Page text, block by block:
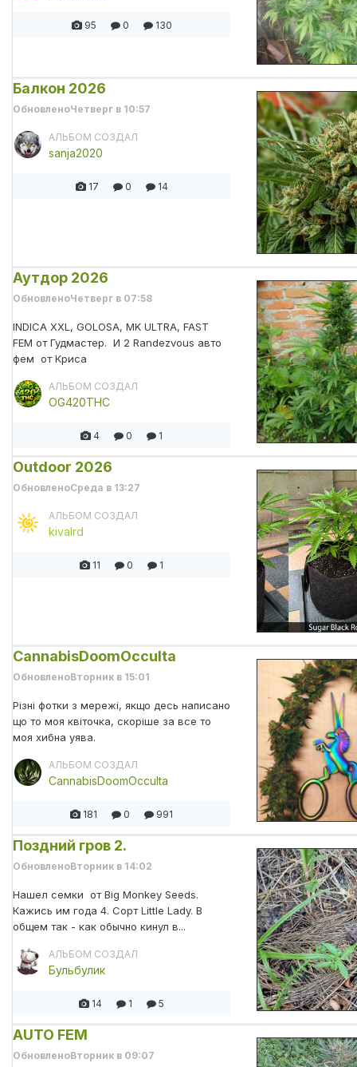
95 0 130
Балкон 2026
ОбновленоЧетверг в 10:57
АЛЬБОМ СОЗДАЛ
sanja2020
17 0 14
Аутдор 2026
ОбновленоЧетверг в 07:58
INDICA XXL, GOLOSA, MK ULTRA, FAST
FEM от Гудмастер. И 2 Randezvous авто
фем от Криса
АЛЬБОМ СОЗДАЛ
OG420THC
4 0 1
Outdoor 2026
ОбновленоСреда в 13:27
АЛЬБОМ СОЗДАЛ
kivalrd
11 0 1
CannabisDoomOcculta
ОбновленоВторник в 15:01
Різні фотки з мережі, якщо десь написано
що то моя квіточка, скоріше за все то
моя хибна уява.
АЛЬБОМ СОЗДАЛ
CannabisDoomOcculta
181 0 991
Поздний гров 2.
ОбновленоВторник в 14:02
Нашел семки от Big Monkey Seeds.
Кажись им года 4. Сорт Little Lady. В
общем так - как обычно кинул в...
АЛЬБОМ СОЗДАЛ
Бульбулик
14 1 5
AUTO FEM
ОбновленоВторник в 09:07